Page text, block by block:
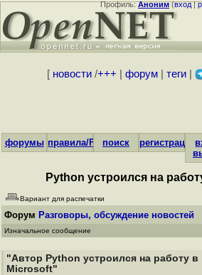
Профиль:Аноним(вход|
[ новости/+++ форум| теги|
форумы правила/FAQпоиск регистрация
Python устроился на
Вариант для распечатки
Форум Разговоры, обсуждение новостей
Изначальное сообщение
"Автор Python устроился на работу в
Microsoft"